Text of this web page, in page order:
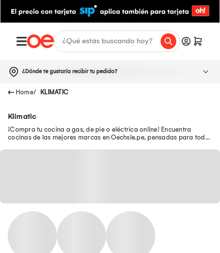
¿Dónde te gustaría recibir tu pedido?
KLIMATIC
Klimatic
¡Compra tu cocina a gas, de pie o eléctrica online! Encuentra
cocinas de las mejores marcas en Oechsle.pe, pensadas para todo